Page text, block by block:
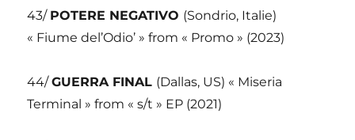
43/ POTERE NEGATIVO (Sondrio, Italie)
« Fiume del’Odio’ » from « Promo » (2023)
44/GUERRA FINAL (Dallas, US) « Miseria
Terminal » from « s/t » EP (2021)